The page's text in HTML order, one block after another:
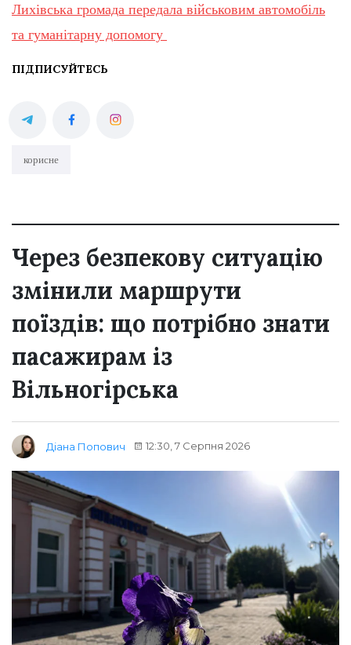
Лихівська громада передала військовим автомобіль
та гуманітарну допомогу
ПІДПИСУЙТЕСЬ
корисне
Через безпекову ситуацію
змінили маршрути
поїздів: що потрібно знати
пасажирам із
Вільногірська
Діана Попович 12:30, 7 Серпня 2026